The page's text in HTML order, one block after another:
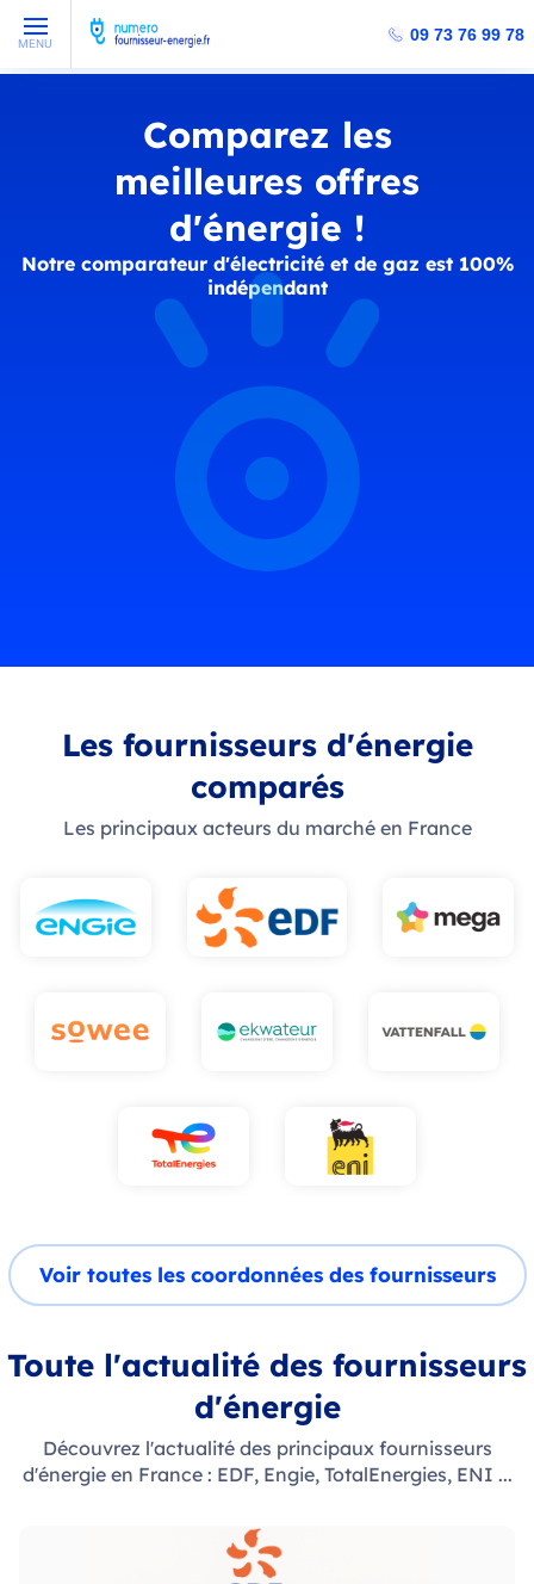
MENU 09 73 76 99 78
Comparez les
meilleures offres
d'énergie !
Notre comparateur d'électricité et de gaz est 100%
indépendant
Les fournisseurs d'énergie
comparés
Les principaux acteurs du marché en France
Voir toutes les coordonnées des fournisseurs
Toute l'actualité des fournisseurs
d'énergie
Découvrez l'actualité des principaux fournisseurs
d'énergie en France : EDF, Engie, TotalEnergies, ENI ...